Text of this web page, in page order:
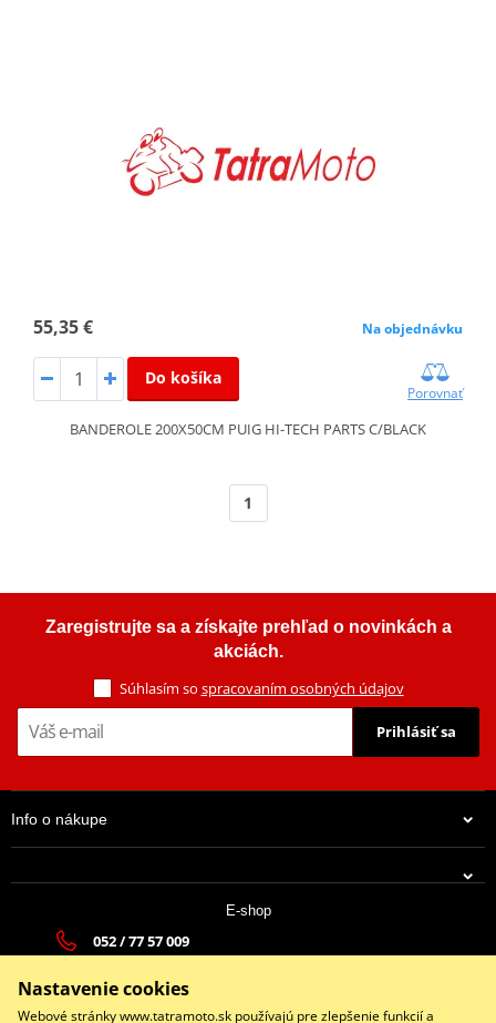
55,35 € Na objednávku
Do košíka
Porovnať
BANDEROLE 200X50CM PUIG HI-TECH PARTS C/BLACK
1
Zaregistrujte sa a získajte prehľad o novinkách a
akciách.
Súhlasím so spracovaním osobných údajov
Prihlásiť sa
Info o nákupe
E-shop
052 / 77 57 009
Po - Pia 9:00-17:00 | So: 9:00-13:00 | Ne: Zatvorené
Nastavenie cookies
Webové stránky www.tatramoto.sk používajú pre zlepšenie funkcií a